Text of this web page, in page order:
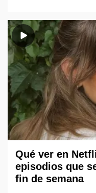
Qué ver en
episodios que
fin de semana